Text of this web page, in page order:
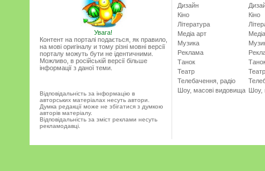
Увага!
Контент на порталі подається, як правило,
на мові оригіналу и тому різні мовні версії
порталу можуть бути не ідентичними.
Можливо, в російській версії більше
інформації з даної теми.
Відповідальність за інформацію в
авторських матеріалах несуть автори.
Думка редакції може не збігатися з думкою
авторів матеріалу.
Відповідальність за зміст реклами несуть
рекламодавці.
Дизайн
Кіно
Література
Медіа арт
Музика
Реклама
Танок
Театр
Телебачення, радіо
Шоу, масові видовища
Кіно
Театр
Шоу,